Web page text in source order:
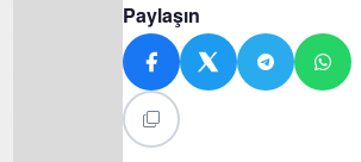
Paylaşın